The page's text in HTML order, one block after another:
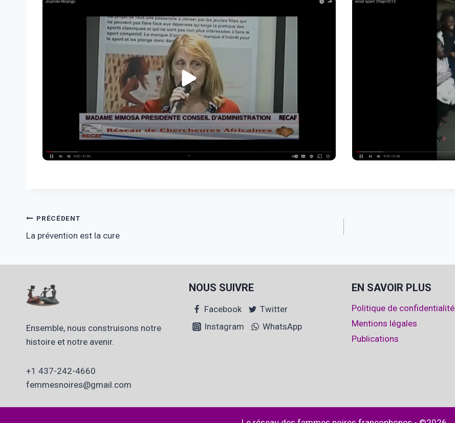
Navigation
de
l’article
PRÉCÉDENT
La prévention est la cure
Ensemble, nous construisons notre
histoire et notre avenir.
+1 437-242-4660
femmesnoires@gmail.com
NOUS SUIVRE
Facebook
Twitter
Instagram
WhatsApp
EN SAVOIR PLUS
Politique de confidentialité
Mentions légales
Publications